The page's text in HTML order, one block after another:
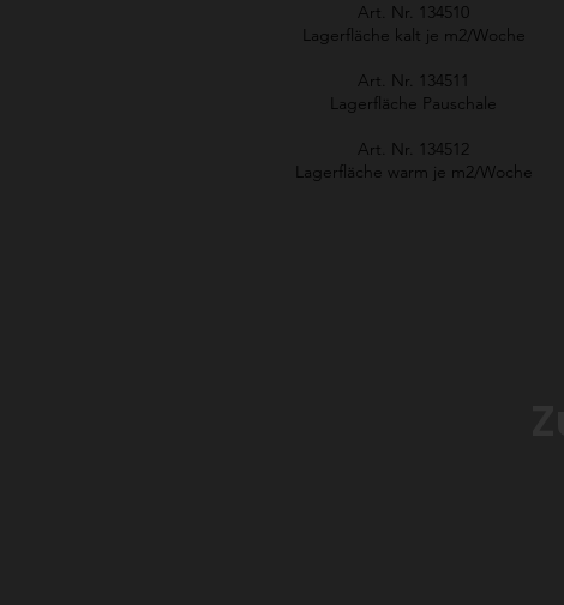
Art. Nr. 134510
Lagerfläche kalt je m2/Woche
Art. Nr. 134511
Lagerfläche Pauschale
Art. Nr. 134512
Lagerfläche warm je m2/Woche